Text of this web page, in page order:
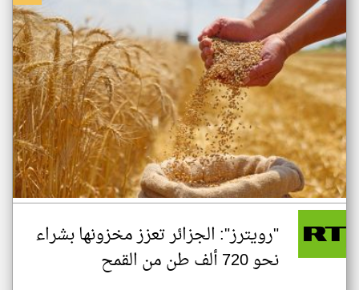
"رويترز": الجزائر تعزز مخزونها بشراء
نحو 720 ألف طن من القمح